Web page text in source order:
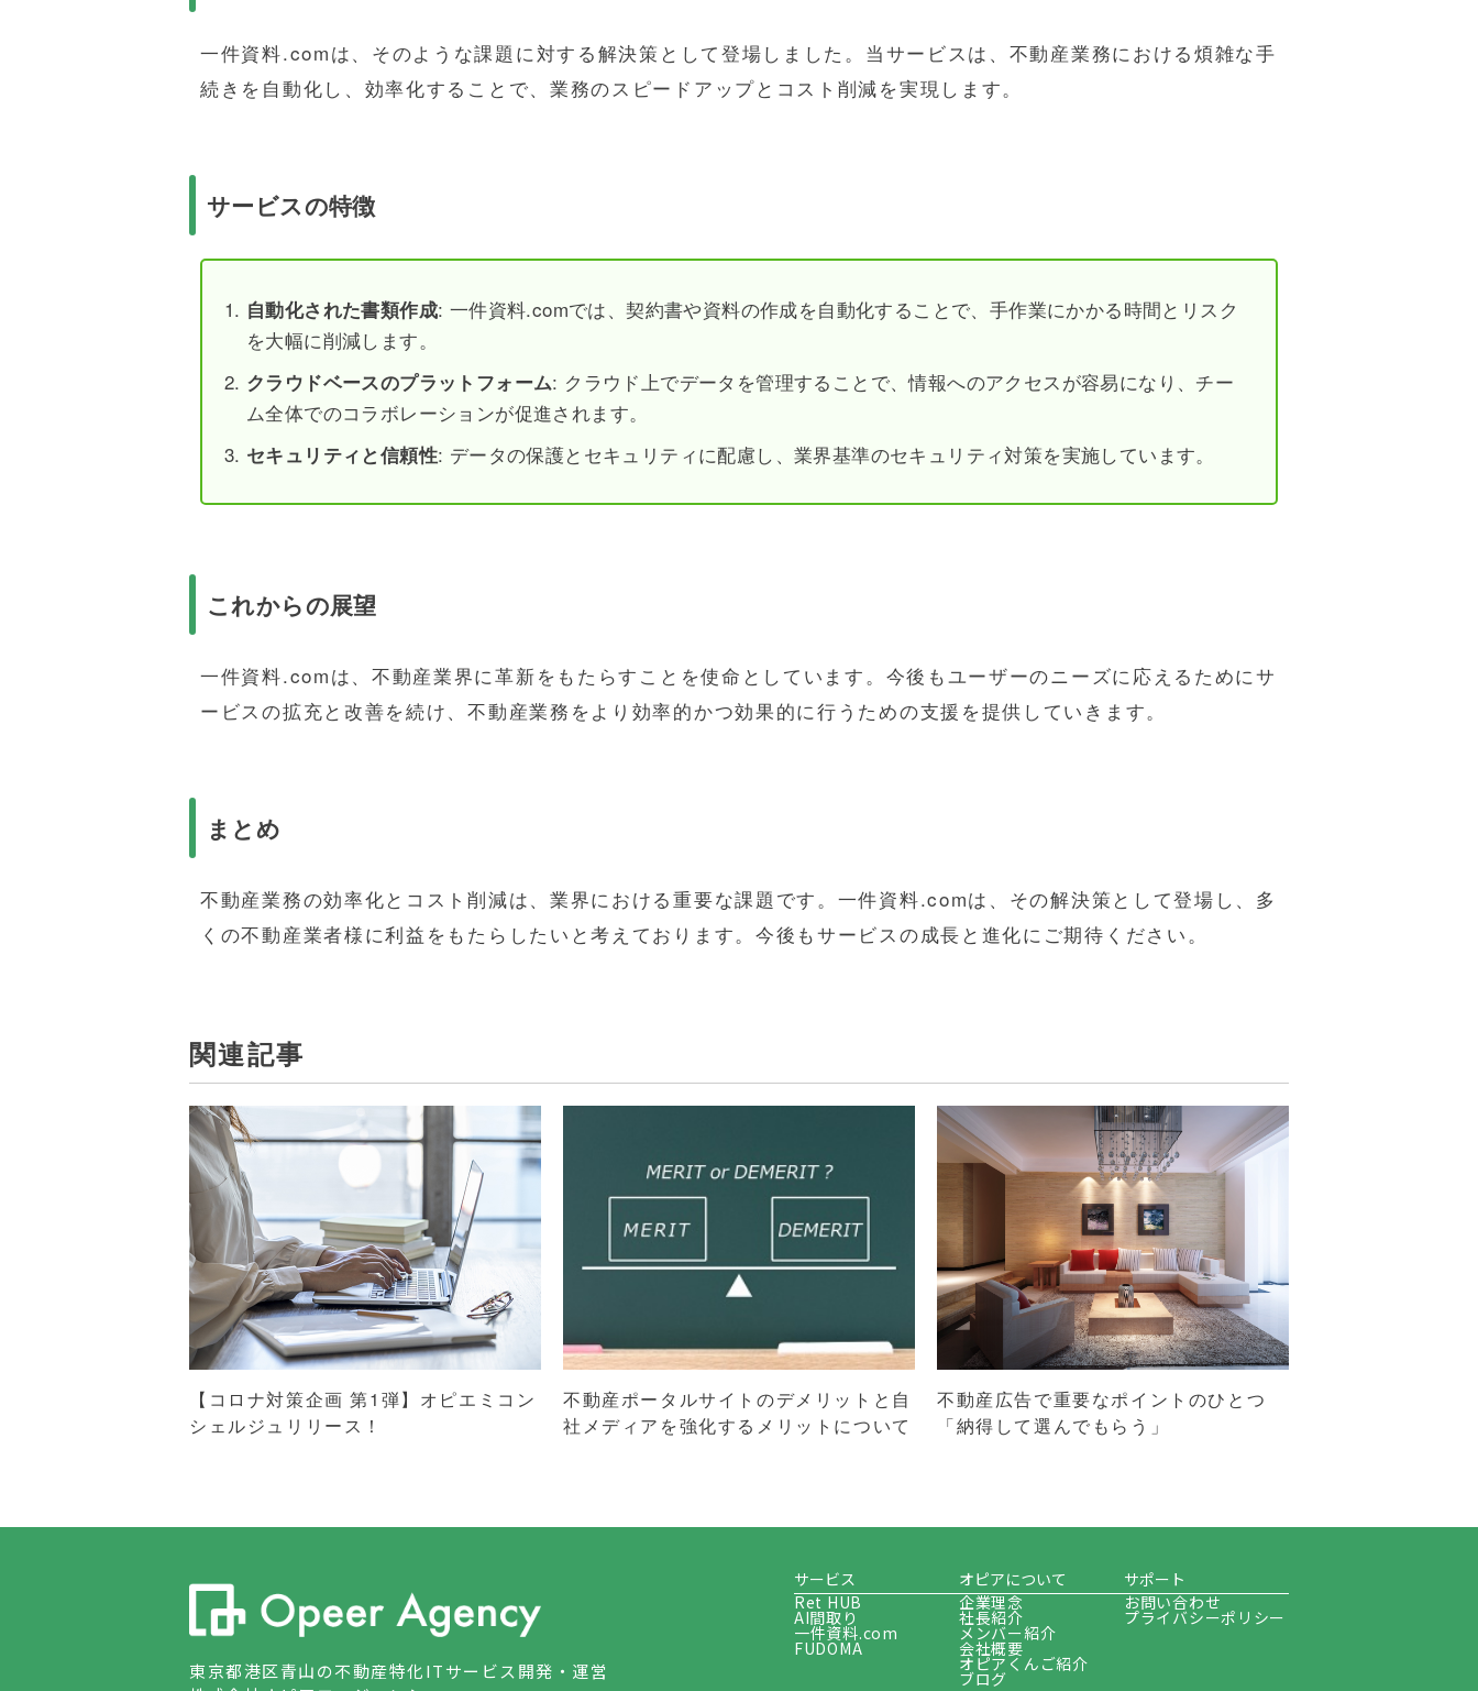
一件資料.comは、そのような課題に対する解決策として登場しました。当サービスは、不動産業務における煩雑な手
続きを自動化し、効率化することで、業務のスピードアップとコスト削減を実現します。
サービスの特徴
自動化された書類作成: 一件資料.comでは、契約書や資料の作成を自動化することで、手作業にかかる時間とリスク
を大幅に削減します。
クラウドベースのプラットフォーム: クラウド上でデータを管理することで、情報へのアクセスが容易になり、チー
ム全体でのコラボレーションが促進されます。
セキュリティと信頼性: データの保護とセキュリティに配慮し、業界基準のセキュリティ対策を実施しています。
これからの展望
一件資料.comは、不動産業界に革新をもたらすことを使命としています。今後もユーザーのニーズに応えるためにサ
ービスの拡充と改善を続け、不動産業務をより効率的かつ効果的に行うための支援を提供していきます。
まとめ
不動産業務の効率化とコスト削減は、業界における重要な課題です。一件資料.comは、その解決策として登場し、多
くの不動産業者様に利益をもたらしたいと考えております。今後もサービスの成長と進化にご期待ください。
関連記事
【コロナ対策企画 第1弾】オピエミコン
シェルジュリリース！
不動産ポータルサイトのデメリットと自
社メディアを強化するメリットについて
不動産広告で重要なポイントのひとつ
「納得して選んでもらう」
東京都港区青山の不動産特化ITサービス開発・運営
サービス
Ret HUB
AI間取り
一件資料.com
FUDOMA
オピアについて
企業理念
社長紹介
メンバー紹介
会社概要
オピアくんご紹介
ブログ
サポート
お問い合わせ
プライバシーポリシー